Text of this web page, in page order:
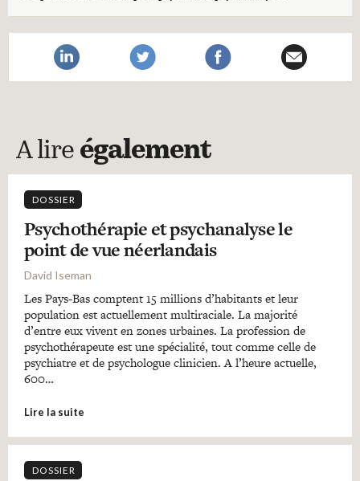
A lire également
DOSSIER
Psychothérapie et psychanalyse le
point de vue néerlandais
David Iseman
Les Pays-Bas comptent 15 millions d’habitants et leur
population est actuellement multiraciale. La majorité
d’entre eux vivent en zones urbaines. La profession de
psychothérapeute est une spécialité, tout comme celle de
psychiatre et de psychologue clinicien. A l’heure actuelle,
600…
Lire la suite
DOSSIER